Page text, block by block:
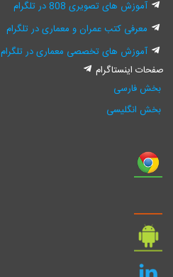
آموزش های تصویری 808 در تلگرام
معرفی کتب عمران و معماری در تلگرام
آموزش های تخصصی معماری در تلگرام
صفحات اینستاگرام
بخش فارسی
بخش انگلیسی